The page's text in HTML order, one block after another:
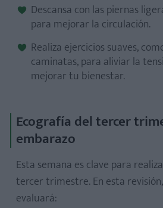
Descansa con las piernas
para mejorar la circulación.
Realiza ejercicios suaves,
caminatas, para aliviar la
mejorar tu bienestar.
Ecografía del tercer
embarazo
Esta semana es clave para
tercer trimestre. En esta
evaluará: